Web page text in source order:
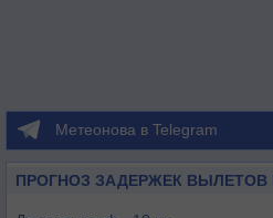
Метеонова в Telegram
ПРОГНОЗ ЗАДЕРЖЕК